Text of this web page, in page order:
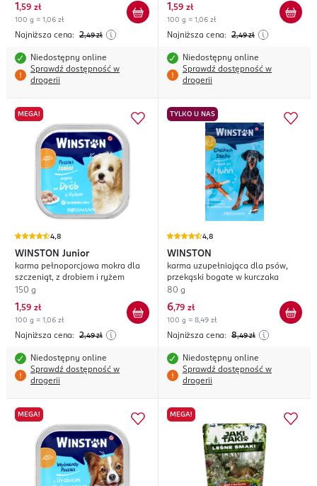
1 ,59 zł
100 g = 1,06 zł
Najniższa cena: 2,49 zł
Niedostępny online
Sprawdź dostępność w
drogerii
1 ,59 zł
100 g = 1,06 zł
Najniższa cena: 2,49 zł
Niedostępny online
Sprawdź dostępność w
drogerii
MEGA!
4,8
WINSTON Junior
karma pełnoporcjowa mokra dla
szczeniąt, z drobiem i ryżem
150 g
1 ,59 zł
100 g = 1,06 zł
Najniższa cena: 2,49 zł
Niedostępny online
Sprawdź dostępność w
drogerii
TYLKO U NAS
4,8
WINSTON
karma uzupełniająca dla psów,
przekąski bogate w kurczaka
80 g
6,79 zł
100 g = 8,49 zł
Najniższa cena: 8,49 zł
Niedostępny online
Sprawdź dostępność w
drogerii
MEGA! MEGA!